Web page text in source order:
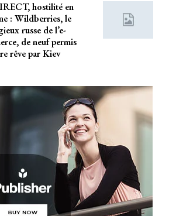
hostilité en
: Wildberries, le
russe de l’e-
de neuf permis
rêve par Kiev